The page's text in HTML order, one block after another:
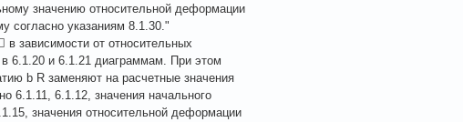
значению относительной деформации
согласно указаниям 8.1.30."
зависимости от относительных
6.1.20 и 6.1.21 диаграммам. При этом
b R заменяют на расчетные значения
6.1.11, 6.1.12, значения начального
значения относительной деформации